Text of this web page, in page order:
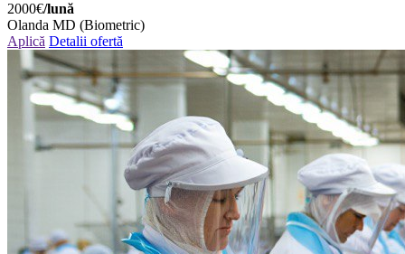
2000€/lună
Olanda MD (Biometric)
Aplică Detalii ofertă